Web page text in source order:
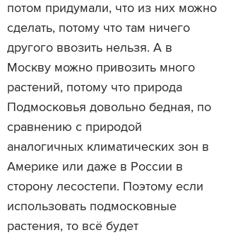
потом придумали, что из них можно
сделать, потому что там ничего
другого ввозить нельзя. А в
Москву можно привозить много
растений, потому что природа
Подмосковья довольно бедная, по
сравнению с природой
аналогичных климатических зон в
Америке или даже в России в
сторону лесостепи. Поэтому если
использовать подмосковные
растения, то всё будет